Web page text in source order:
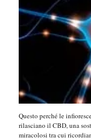
Questo perché le
rilasciano il CBD, una
miracolosi tra cui